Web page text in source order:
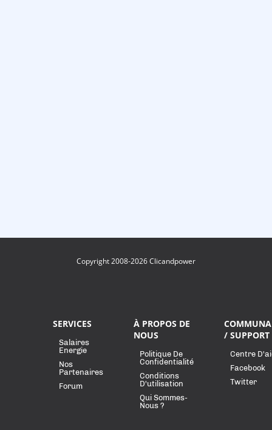
Copyright 2008-2026 Clicandpower
SERVICES
Salaires
Energie
Nos
Partenaires
Forum
À PROPOS DE
NOUS
Politique De
Confidentialité
Conditions
D'utilisation
Qui Sommes-
Nous ?
/ SUPPORT
Centre
Facebook
Twitter